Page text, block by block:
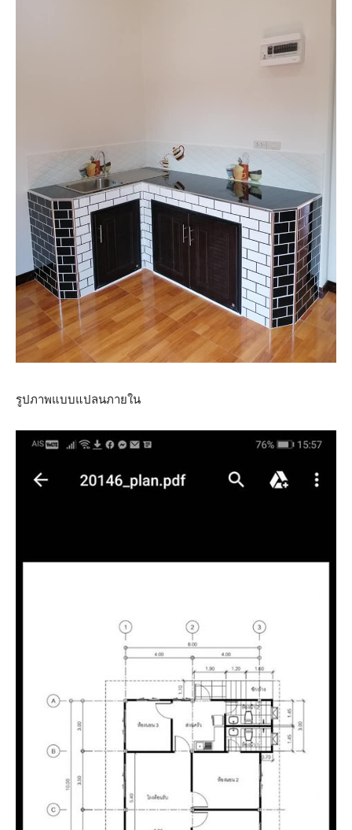
รูปภาพแบบแปลนภายใน